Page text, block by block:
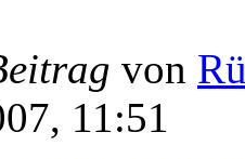
von
11:51